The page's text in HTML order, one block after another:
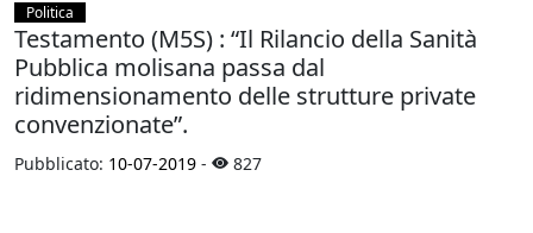
Politica
Testamento (M5S) : “Il Rilancio della Sanità
Pubblica molisana passa dal
ridimensionamento delle strutture private
convenzionate”.
Pubblicato: 10-07-2019 - 827